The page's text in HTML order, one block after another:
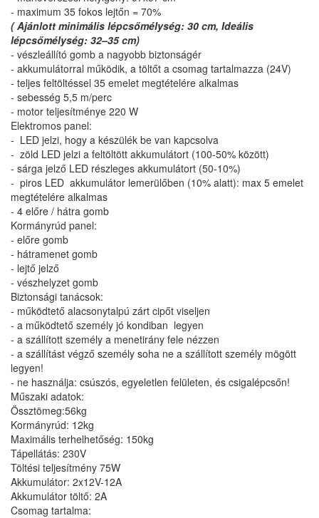
- maximum 35 fokos lejtőn = 70%
( Ajánlott minimális lépcsőmélység: 30 cm, Ideális
lépcsőmélység: 32–35 cm)
- vészleállító gomb a nagyobb biztonságér
- akkumulátorral működik, a töltőt a csomag tartalmazza (24V)
- teljes feltöltéssel 35 emelet megtételére alkalmas
- sebesség 5,5 m/perc
- motor teljesítménye 220 W
Elektromos panel:
- LED jelzi, hogy a készülék be van kapcsolva
- zöld LED jelzi a feltöltött akkumulátort (100-50% között)
- sárga jelző LED részleges akkumulátort (50-10%)
- piros LED akkumulátor lemerülőben (10% alatt): max 5 emelet
megtételére alkalmas
- 4 előre / hátra gomb
Kormányrúd panel:
- előre gomb
- hátramenet gomb
- lejtő jelző
- vészhelyzet gomb
Biztonsági tanácsok:
- működtető alacsonytalpú zárt cipőt viseljen
- a működtető személy jó kondiban legyen
- a szállított személy a menetirány fele nézzen
- a szállítást végző személy soha ne a szállított személy mögött
legyen!
- ne használja: csúszós, egyeletlen felületen, és csigalépcsőn!
Műszaki adatok:
Össztömeg:56kg
Kormányrúd: 12kg
Maximális terhelhetőség: 150kg
Tápellátás: 230V
Töltési teljesítmény 75W
Akkumulátor: 2x12V-12A
Akkumulátor töltő: 2A
Csomag tartalma: